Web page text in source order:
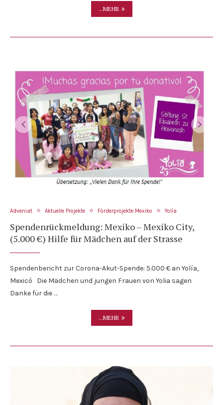
...MEHR
Adveniat Aktuelle Projekte Förderprojekte Mexiko Yolía
Spendenrückmeldung: Mexiko – Mexiko City,
(5.000 €) Hilfe für Mädchen auf der Strasse
Spendenbericht zur Corona-Akut-Spende: 5.000 € an Yolía,
Mexicó Die Mädchen und jungen Frauen von Yolia sagen
Danke für die …
...MEHR